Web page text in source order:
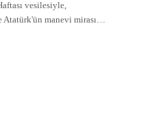
vesilesiyle,
manevi mirası
geçit törenine